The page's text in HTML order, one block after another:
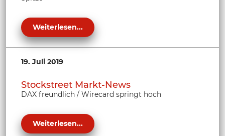
Weiterlesen...
19. Juli 2019
Stockstreet Markt-News
DAX freundlich / Wirecard springt hoch
Weiterlesen...